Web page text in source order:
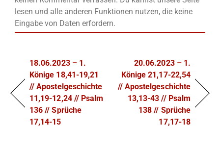
lesen und alle anderen Funktionen nutzen, die keine
Eingabe von Daten erfordern.
18.06.2023 – 1.
Könige 18,41-19,21
// Apostelgeschichte
11,19-12,24 // Psalm
136 // Sprüche
17,14-15
20.06.2023 – 1.
Könige 21,17-22,54
// Apostelgeschichte
13,13-43 // Psalm
138 // Sprüche
17,17-18